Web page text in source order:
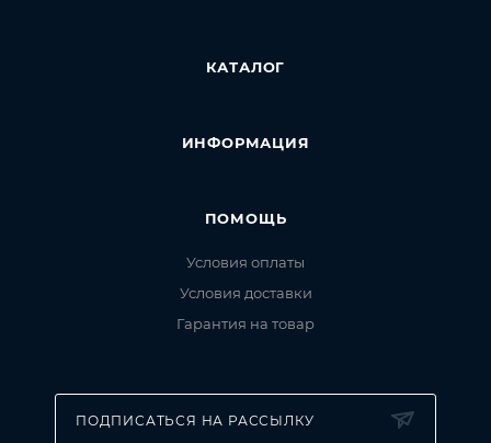
КАТАЛОГ
ИНФОРМАЦИЯ
ПОМОЩЬ
Условия оплаты
Условия доставки
Гарантия на товар
ПОДПИСАТЬСЯ НА РАССЫЛКУ